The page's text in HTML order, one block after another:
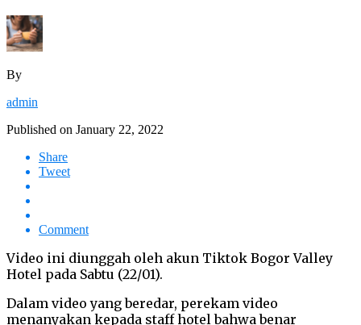
By
admin
Published on January 22, 2022
Share
Tweet
Comment
Video ini diunggah oleh akun Tiktok Bogor Valley
Hotel pada Sabtu (22/01).
Dalam video yang beredar, perekam video
menanyakan kepada staff hotel bahwa benar